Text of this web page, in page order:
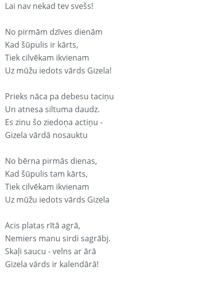
Lai nav nekad tev svešs!
No pirmām dzīves dienām
Kad šūpulis ir kārts,
Tiek cilvēkam ikvienam
Uz mūžu iedots vārds Gizela!
Prieks nāca pa debesu taciņu
Un atnesa siltuma daudz.
Es zinu šo ziedoņa actiņu -
Gizela vārdā nosauktu
No bērna pirmās dienas,
Kad šūpulis tam kārts,
Tiek cilvēkam ikvienam
Uz mūžu iedots vārds Gizela
Acis platas rītā agrā,
Nemiers manu sirdi sagrābj.
Skaļi saucu - velns ar ārā
Gizela vārds ir kalendārā!